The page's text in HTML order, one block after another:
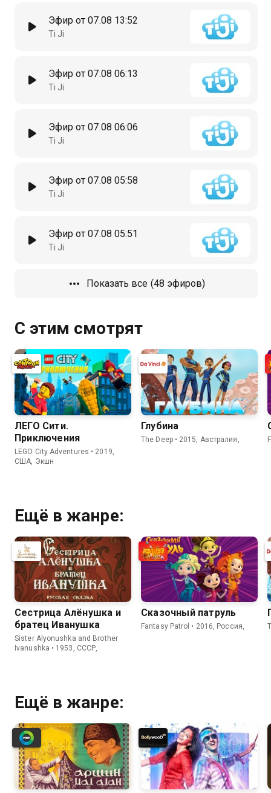
Эфир от 07.08 13:52
Ti Ji
Эфир от 07.08 06:13
Ti Ji
Эфир от 07.08 06:06
Ti Ji
Эфир от 07.08 05:58
Ti Ji
Эфир от 07.08 05:51
Ti Ji
Показать все (48 эфиров)
С этим смотрят
ЛЕГО Сити.
Приключения
LEGO City Adventures • 2019,
США, Экшн
Глубина
The Deep • 2015, Австралия,
Ещё в жанре:
Сестрица Алёнушка и
братец Иванушка
Sister Alyonushka and Brother
Ivanushka • 1953, СССР,
Сказочный патруль
Fantasy Patrol • 2016, Россия,
Ещё в жанре: